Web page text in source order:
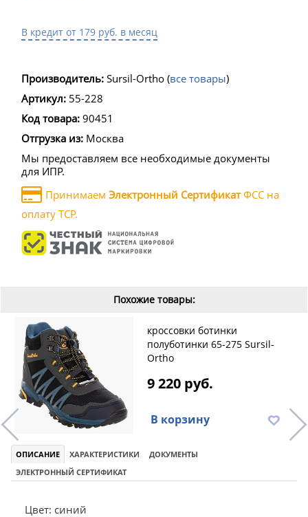
В кредит от 179 руб. в месяц
Производитель: Sursil-Ortho (все товары)
Артикул: 55-228
Код товара: 90451
Отгрузка из: Москва
Мы предоставляем все необходимые документы
для ИПР.
Принимаем Электронный СертификатФСС на
оплату ТСР.
Похожие товары:
кроссовки ботинки
полуботинки 65-275 Sursil-
Ortho
9 220 руб.
В корзину
ОПИСАНИЕ ХАРАКТЕРИСТИКИ
ДОКУМЕНТЫ
ЭЛЕКТРОННЫЙ СЕРТИФИКАТ
Цвет: синий